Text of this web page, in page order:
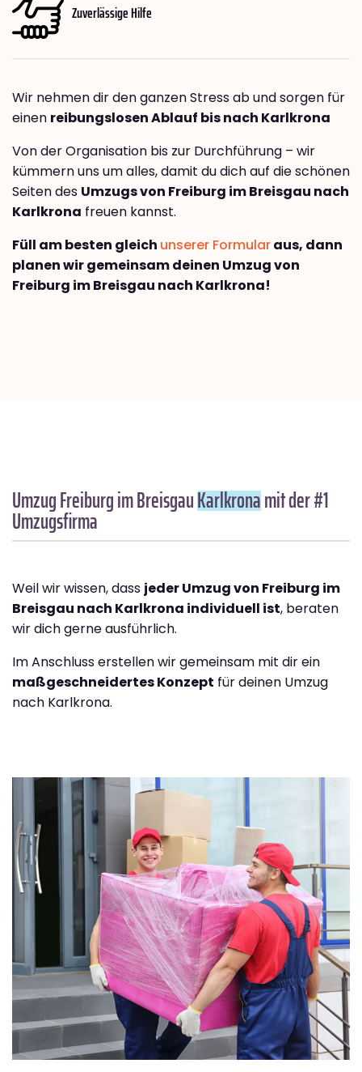
Zuverlässige Hilfe
Wir nehmen dir den ganzen Stress ab und sorgen für
einen reibungslosen Ablauf bis nach Karlkrona
Von der Organisation bis zur Durchführung – wir
kümmern uns um alles, damit du dich auf die schönen
Seiten des Umzugs von Freiburg im Breisgau nach
Karlkrona freuen kannst.
Füll am besten gleich unserer Formularaus, dann
planen wir gemeinsam deinen Umzug von
Freiburg im Breisgau nach Karlkrona!
Umzug Freiburg im BreisgauKarlkronamit der #1
Umzugsfirma
Weil wir wissen, dass jeder Umzug von Freiburg im
Breisgau nach Karlkrona individuell ist, beraten
wir dich gerne ausführlich.
Im Anschluss erstellen wir gemeinsam mit dir ein
maßgeschneidertes Konzept für deinen Umzug
nach Karlkrona.